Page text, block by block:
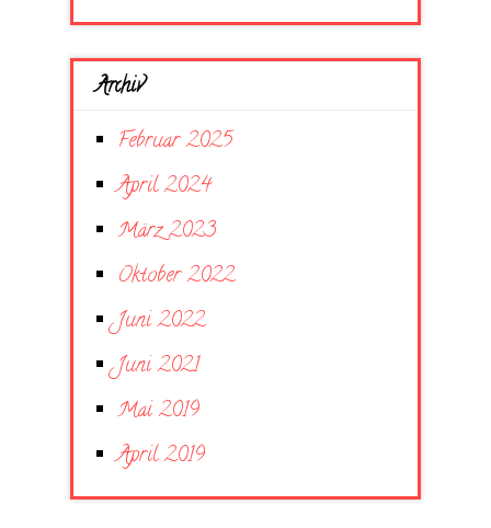
Archiv
Februar 2025
April 2024
März 2023
Oktober 2022
Juni 2022
Juni 2021
Mai 2019
April 2019